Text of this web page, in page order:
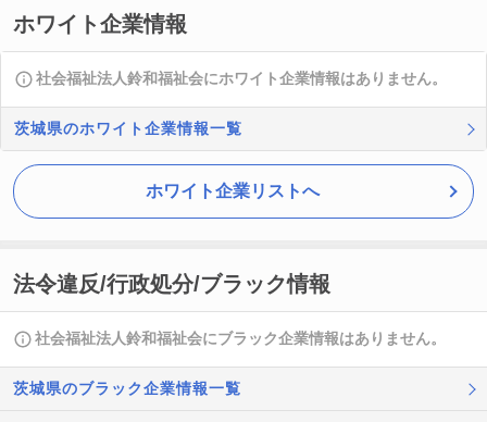
ホワイト企業情報
社会福祉法人鈴和福祉会にホワイト企業情報はありません。
茨城県のホワイト企業情報一覧
ホワイト企業リストへ
法令違反/行政処分/ブラック情報
社会福祉法人鈴和福祉会にブラック企業情報はありません。
茨城県のブラック企業情報一覧